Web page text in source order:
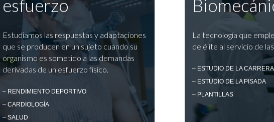
esfuerzo
Estudiamos las respuestas y adaptaciones
que se producen en un sujeto cuando su
organismo es sometido a las demandas
derivadas de un esfuerzo físico.
– RENDIMIENTO DEPORTIVO
– CARDIOLOGÍA
– SALUD
La tecnología que
de élite al servicio de
– ESTUDIO DE LA CARRERA
– ESTUDIO DE LA PISADA
– PLANTILLAS